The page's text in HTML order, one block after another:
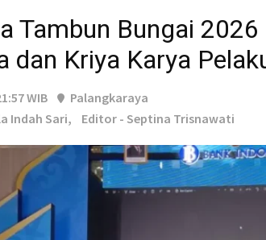
Tambun Bungai
dan Kriya Karya
WIB
Palangkaraya
Indah Sari,
Editor - Septina Trisnawati